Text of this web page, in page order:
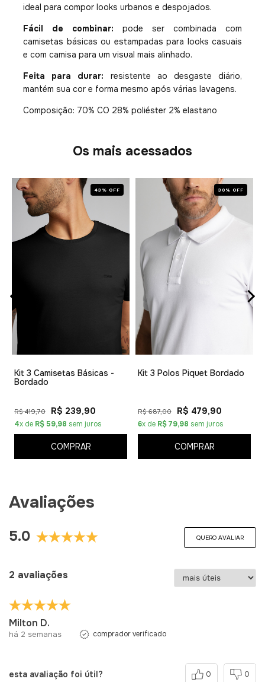
ideal para compor looks urbanos e despojados.
Fácil de combinar: pode ser combinada com
camisetas básicas ou estampadas para looks casuais
e com camisa para um visual mais alinhado.
Feita para durar: resistente ao desgaste diário,
mantém sua cor e forma mesmo após várias lavagens.
Composição: 70% CO 28% poliéster 2% elastano
Os mais acessados
43% OFF
Kit 3 Camisetas Básicas -
Bordado
R$ 419,70 R$ 239,90
4x de R$ 59,98 sem juros
COMPRAR
30% OFF
Kit 3 Polos Piquet Bordado
R$ 687,00 R$ 479,90
6x de R$ 79,98 sem juros
COMPRAR
Avaliações
5.0 QUERO AVALIAR
2 avaliações
Milton D.
há 2 semanas comprador verificado
esta avaliação foi útil? 0 0